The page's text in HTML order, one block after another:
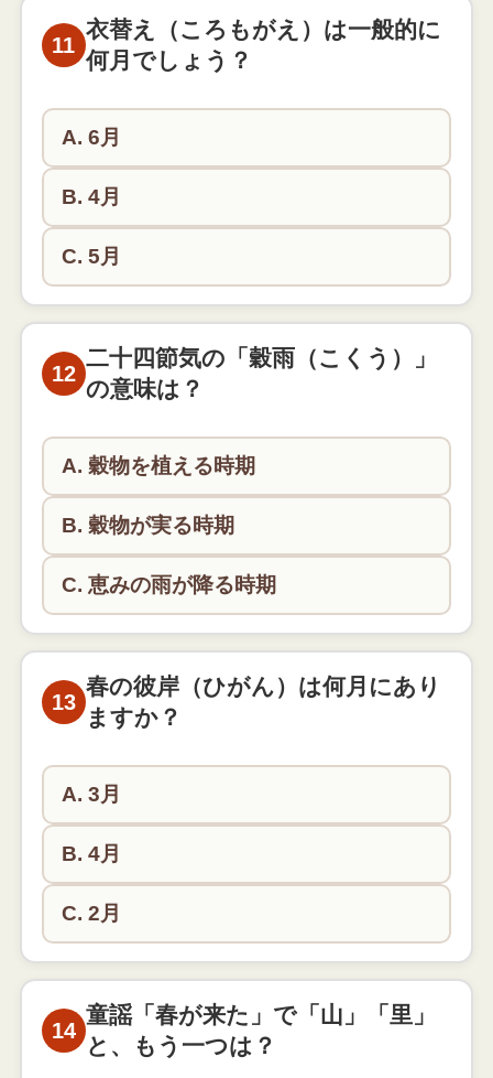
まりましたが、もともとはトルコの花です。
11
衣替え（ころもがえ）は一般的に
何月でしょう？
A. 6月
B. 4月
C. 5月
衣替えは一般的に6月1日です。学校や会社で夏服に
切り替わります。
12
二十四節気の「穀雨（こくう）」
の意味は？
A. 穀物を植える時期
B. 穀物が実る時期
C. 恵みの雨が降る時期
穀雨は「穀物を育てる恵みの雨が降る時期」という
意味です。4月20日ごろにあたります。
13
春の彼岸（ひがん）は何月にあり
ますか？
A. 3月
B. 4月
C. 2月
春の彼岸は3月の春分の日を中心とした7日間です。
お墓参りをする方も多いですね。
14
童謡「春が来た」で「山」「里」
と、もう一つは？